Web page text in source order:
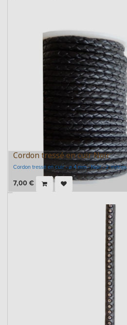
Cordon tressé en cuir Noir
Cordon tressé en cuir - ⌀ 4 mm - Noir - 2 mètres
7,00 €